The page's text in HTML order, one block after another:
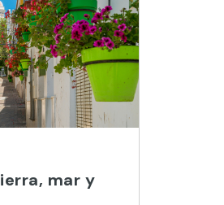
mar y